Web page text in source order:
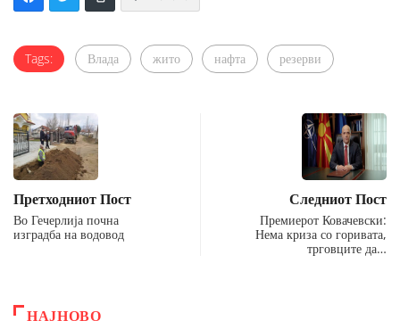
Tags: Влада жито нафта резерви
Претходниот Пост
Во Гечерлија почна
изградба на водовод
Следниот Пост
Премиерот Ковачевски:
Нема криза со горивата,
трговците да…
НАЈНОВО